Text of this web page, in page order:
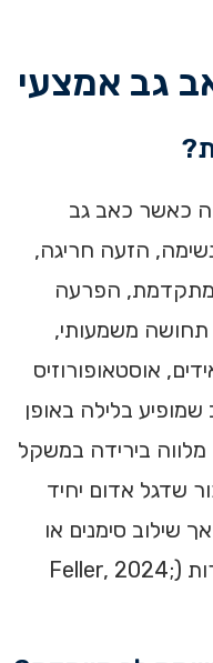
גב אמצעי
כאשר כאב גב
הזעה חריגה,
מתקדמת, הפרעה
תחושה משמעותי,
אוסטאופורוזיס
בלילה באופן
בירידה במשקל
שדגל אדום יחיד
שילוב סימנים או
תמונה לא טיפוסית מחייבים זהירות (Feller, 2024;